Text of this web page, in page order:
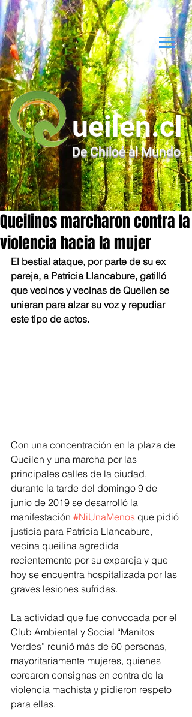
ueilen.cl
De Chiloé al Mundo
Queilinos marcharon contra la
violencia hacia la mujer
El bestial ataque, por parte de su ex
pareja, a Patricia Llancabure, gatilló
que vecinos y vecinas de Queilen se
unieran para alzar su voz y repudiar
este tipo de actos.
Con una concentración en la plaza de
Queilen y una marcha por las
principales calles de la ciudad,
durante la tarde del domingo 9 de
junio de 2019 se desarrolló la
manifestación #NiUnaMenos que pidió
justicia para Patricia Llancabure,
vecina queilina agredida
recientemente por su expareja y que
hoy se encuentra hospitalizada por las
graves lesiones sufridas.
La actividad que fue convocada por el
Club Ambiental y Social “Manitos
Verdes” reunió más de 60 personas,
mayoritariamente mujeres, quienes
corearon consignas en contra de la
violencia machista y pidieron respeto
para ellas.